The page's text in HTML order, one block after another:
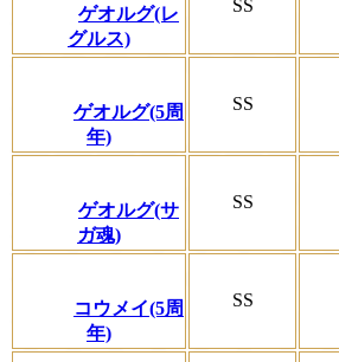
ゲオルグ(レ
グルス)
SS
ゲオルグ(5周
年)
SS
ゲオルグ(サ
ガ魂)
SS
コウメイ(5周
年)
SS